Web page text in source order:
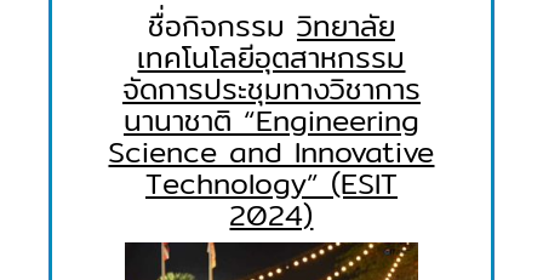
ชื่อกิจกรรม วิทยาลัย
เทคโนโลยีอุตสาหกรรม
จัดการประชุมทางวิชาการ
นานาชาติ “Engineering
Science and Innovative
Technology” (ESIT
2024)